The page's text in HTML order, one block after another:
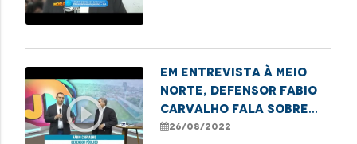
play_circle_outline
Em entrevista à Meio
Norte, Defensor Fabio
Carvalho fala sobre
termo de cooperação
26/08/2022